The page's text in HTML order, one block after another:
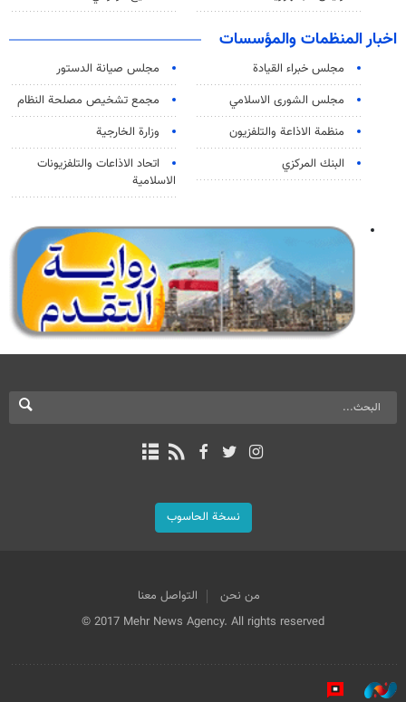
اخبار المنظمات والمؤسسات
مجلس خبراء القيادة
مجلس صيانة الدستور
مجلس الشورى الاسلامي
مجمع تشخيص مصلحة النظام
منظمة الاذاعة والتلفزیون
وزارة الخارجية
البنك المركزي
اتحاد الاذاعات والتلفزيونات
الاسلامية
نسخة الحاسوب
من نحن
التواصل معنا
© 2017 Mehr News Agency. All rights reserved